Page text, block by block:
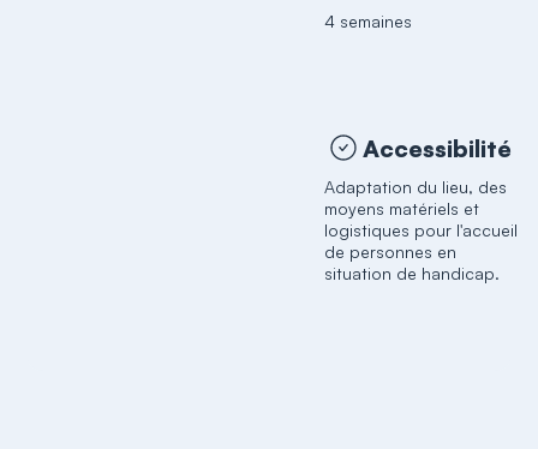
4 semaines
Accessibilité
Adaptation du lieu, des
moyens matériels et
logistiques pour l'accueil
de personnes en
situation de handicap.